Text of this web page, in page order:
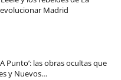
Madrid
Punto’: las obras ocultas que
y Nuevos…